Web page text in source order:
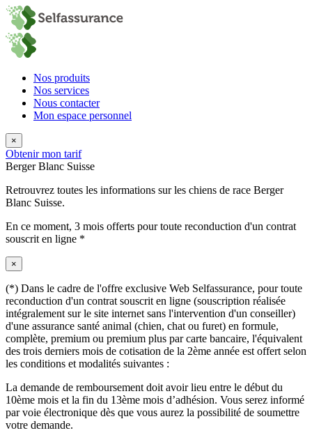
Nos produits
Nos services
Nous contacter
Mon espace personnel
×
Obtenir mon tarif
Berger Blanc Suisse
Retrouvrez toutes les informations sur les chiens de race Berger
Blanc Suisse.
En ce moment, 3 mois offerts pour toute reconduction d'un contrat
souscrit en ligne *
×
(*) Dans le cadre de l'offre exclusive Web Selfassurance, pour toute
reconduction d'un contrat souscrit en ligne (souscription réalisée
intégralement sur le site internet sans l'intervention d'un conseiller)
d'une assurance santé animal (chien, chat ou furet) en formule,
complète, premium ou premium plus par carte bancaire, l'équivalent
des trois derniers mois de cotisation de la 2ème année est offert selon
les conditions et modalités suivantes :
La demande de remboursement doit avoir lieu entre le début du
10ème mois et la fin du 13ème mois d’adhésion. Vous serez informé
par voie électronique dès que vous aurez la possibilité de soumettre
votre demande.